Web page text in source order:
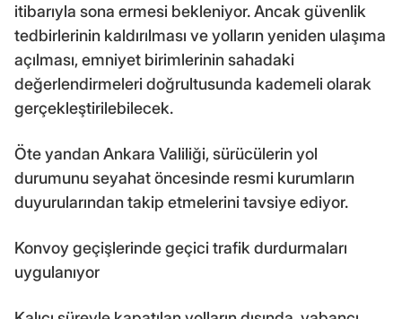
itibarıyla sona ermesi bekleniyor. Ancak güvenlik
tedbirlerinin kaldırılması ve yolların yeniden ulaşıma
açılması, emniyet birimlerinin sahadaki
değerlendirmeleri doğrultusunda kademeli olarak
gerçekleştirilebilecek.
Öte yandan Ankara Valiliği, sürücülerin yol
durumunu seyahat öncesinde resmi kurumların
duyurularından takip etmelerini tavsiye ediyor.
Konvoy geçişlerinde geçici trafik durdurmaları
uygulanıyor